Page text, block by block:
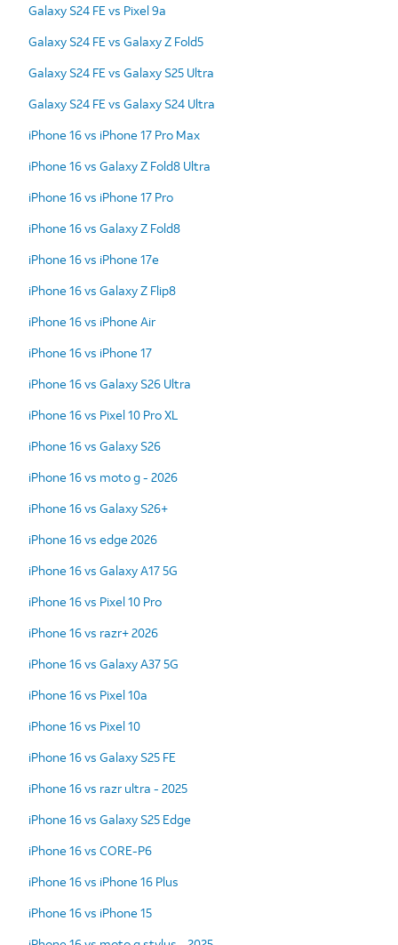
Galaxy S24 FE vs Pixel 9a
Galaxy S24 FE vs Galaxy Z Fold5
Galaxy S24 FE vs Galaxy S25 Ultra
Galaxy S24 FE vs Galaxy S24 Ultra
iPhone 16 vs iPhone 17 Pro Max
iPhone 16 vs Galaxy Z Fold8 Ultra
iPhone 16 vs iPhone 17 Pro
iPhone 16 vs Galaxy Z Fold8
iPhone 16 vs iPhone 17e
iPhone 16 vs Galaxy Z Flip8
iPhone 16 vs iPhone Air
iPhone 16 vs iPhone 17
iPhone 16 vs Galaxy S26 Ultra
iPhone 16 vs Pixel 10 Pro XL
iPhone 16 vs Galaxy S26
iPhone 16 vs moto g - 2026
iPhone 16 vs Galaxy S26+
iPhone 16 vs edge 2026
iPhone 16 vs Galaxy A17 5G
iPhone 16 vs Pixel 10 Pro
iPhone 16 vs razr+ 2026
iPhone 16 vs Galaxy A37 5G
iPhone 16 vs Pixel 10a
iPhone 16 vs Pixel 10
iPhone 16 vs Galaxy S25 FE
iPhone 16 vs razr ultra - 2025
iPhone 16 vs Galaxy S25 Edge
iPhone 16 vs CORE-P6
iPhone 16 vs iPhone 16 Plus
iPhone 16 vs iPhone 15